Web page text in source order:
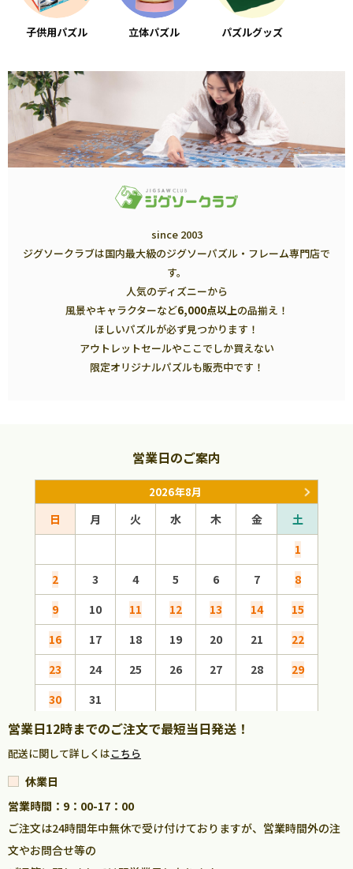
子供用パズル 立体パズル パズルグッズ
since 2003
ジグソークラブは国内最大級のジグソーパズル・フレーム専門店で
す。
人気のディズニーから
風景やキャラクターなど6,000点以上の品揃え！
ほしいパズルが必ず見つかります！
アウトレットセールやここでしか買えない
限定オリジナルパズルも販売中です！
営業日のご案内
2026年8月
日 月 火 水 木 金
土
1
2
3 4 5 6 7
8
9
10 11 12 13 14
15
16
17 18 19 20 21
22
23
24 25 26 27 28
29
30
31
営業日12時までのご注文で最短当日発送！
配送に関して詳しくはこちら
休業日
営業時間：9：00-17：00
ご注文は24時間年中無休で受け付けておりますが、営業時間外の注
文やお問合せ等の